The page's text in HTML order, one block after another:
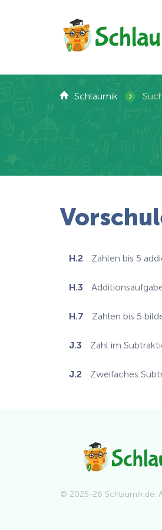
Schlaumik ›
H.2 Zahlen bis 5
H.3
H.7 Zahlen bis 5
J.3 Zahl im
J.2 Zweifaches
© 2025-26 Schlaumik.de.